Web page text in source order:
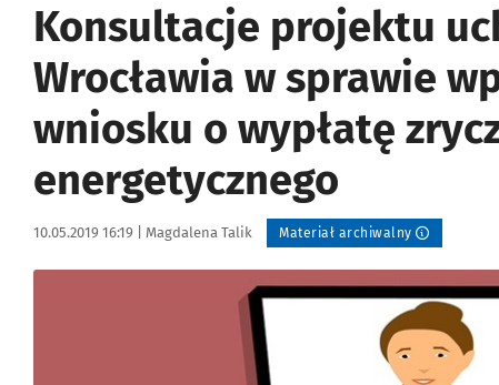
Konsultacje projektu
Wrocławia w sprawie
wniosku o wypłatę
energetycznego
Data publikacji:
10.05.2019 16:19 | Autor:
Magdalena Talik Materiał archiwalny